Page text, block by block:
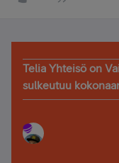
Telia Yhteisö on
sulkeutuu